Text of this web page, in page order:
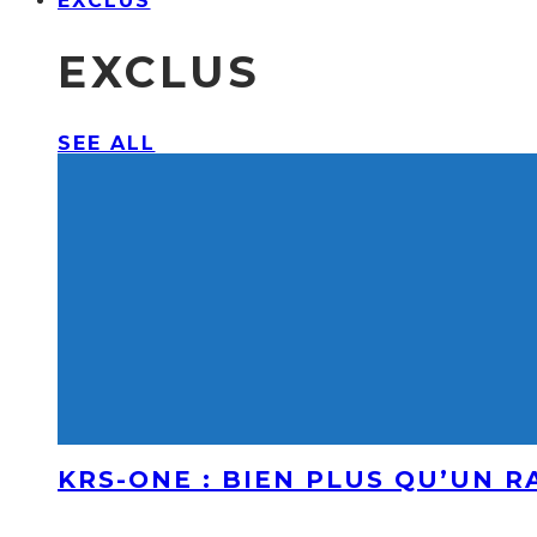
EXCLUS
SEE ALL
KRS-ONE : BIEN PLUS QU’UN